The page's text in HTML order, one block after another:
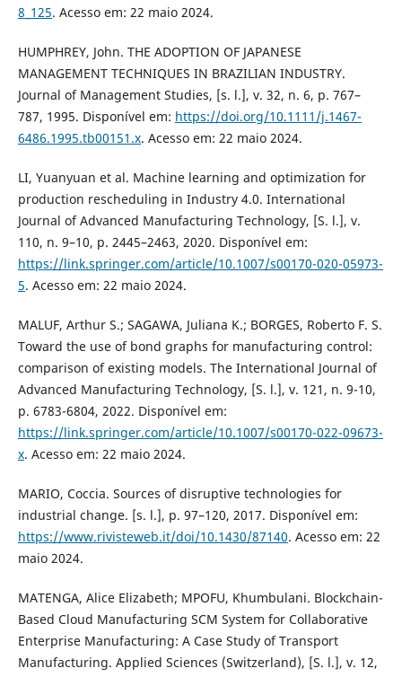
8_125. Acesso em: 22 maio 2024.
HUMPHREY, John. THE ADOPTION OF JAPANESE
MANAGEMENT TECHNIQUES IN BRAZILIAN INDUSTRY.
Journal of Management Studies, [s. l.], v. 32, n. 6, p. 767–
787, 1995. Disponível em: https://doi.org/10.1111/j.1467-
6486.1995.tb00151.x. Acesso em: 22 maio 2024.
LI, Yuanyuan et al. Machine learning and optimization for
production rescheduling in Industry 4.0. International
Journal of Advanced Manufacturing Technology, [S. l.], v.
110, n. 9–10, p. 2445–2463, 2020. Disponível em:
https://link.springer.com/article/10.1007/s00170-020-05973-
5. Acesso em: 22 maio 2024.
MALUF, Arthur S.; SAGAWA, Juliana K.; BORGES, Roberto F. S.
Toward the use of bond graphs for manufacturing control:
comparison of existing models. The International Journal of
Advanced Manufacturing Technology, [S. l.], v. 121, n. 9-10,
p. 6783-6804, 2022. Disponível em:
https://link.springer.com/article/10.1007/s00170-022-09673-
x. Acesso em: 22 maio 2024.
MARIO, Coccia. Sources of disruptive technologies for
industrial change. [s. l.], p. 97–120, 2017. Disponível em:
https://www.rivisteweb.it/doi/10.1430/87140. Acesso em: 22
maio 2024.
MATENGA, Alice Elizabeth; MPOFU, Khumbulani. Blockchain-
Based Cloud Manufacturing SCM System for Collaborative
Enterprise Manufacturing: A Case Study of Transport
Manufacturing. Applied Sciences (Switzerland), [S. l.], v. 12,